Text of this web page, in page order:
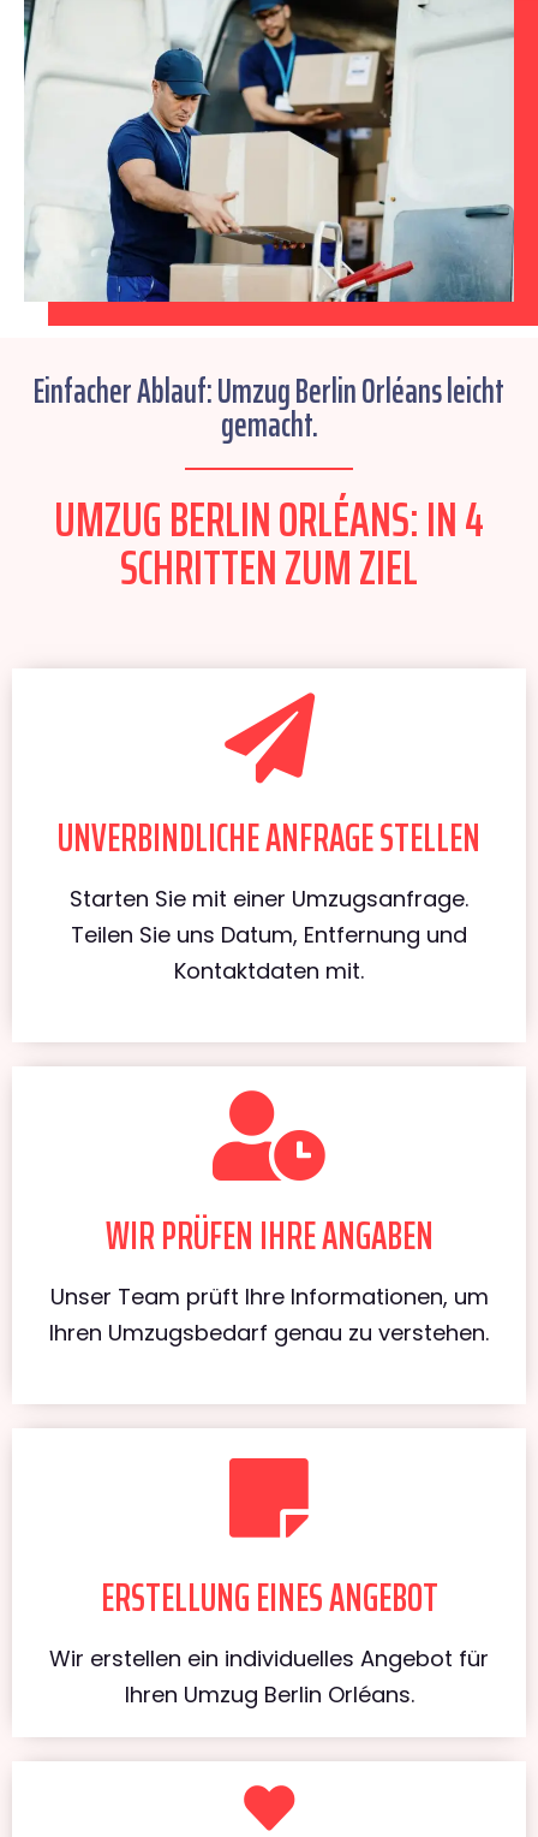
Einfacher Ablauf: Umzug Berlin Orléans leicht
gemacht.
UMZUG BERLIN ORLÉANS: IN 4
SCHRITTEN ZUM ZIEL
UNVERBINDLICHE ANFRAGE STELLEN
Starten Sie mit einer Umzugsanfrage.
Teilen Sie uns Datum, Entfernung und
Kontaktdaten mit.
WIR PRÜFEN IHRE ANGABEN
Unser Team prüft Ihre Informationen, um
Ihren Umzugsbedarf genau zu verstehen.
ERSTELLUNG EINES ANGEBOT
Wir erstellen ein individuelles Angebot für
Ihren Umzug Berlin Orléans.